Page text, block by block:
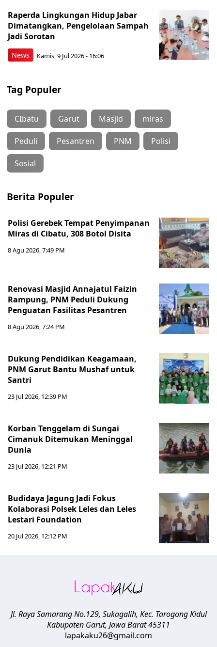
News
Raperda Lingkungan Hidup Jabar
Dimatangkan, Pengelolaan Sampah
Jadi Sorotan
Kamis, 9 Jul 2026 - 16:06
Tag Populer
CIbatu Garut Masjid miras
Peduli Pesantren PNM Polisi
Sosial
Berita Populer
Polisi Gerebek Tempat Penyimpanan
Miras di Cibatu, 308 Botol Disita
8 Agu 2026, 7:49 PM
Renovasi Masjid Annajatul Faizin
Rampung, PNM Peduli Dukung
Penguatan Fasilitas Pesantren
8 Agu 2026, 7:24 PM
Dukung Pendidikan Keagamaan,
PNM Garut Bantu Mushaf untuk
Santri
23 Jul 2026, 12:39 PM
Korban Tenggelam di Sungai
Cimanuk Ditemukan Meninggal
Dunia
23 Jul 2026, 12:21 PM
Budidaya Jagung Jadi Fokus
Kolaborasi Polsek Leles dan Leles
Lestari Foundation
20 Jul 2026, 12:12 PM
Jl. Raya Samarang No.129, Sukagalih, Kec. Tarogong Kidul
Kabupaten Garut, Jawa Barat45311
lapakaku26@gmail.com